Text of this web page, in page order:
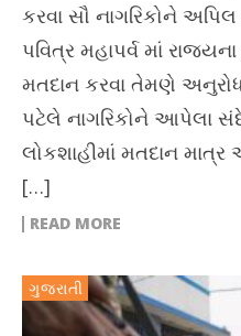
કરવા સૌ નાગરિકોને
પવિત્ર મહાપર્વ માં
મતદાન કરવા તેમણે
પટેલે નાગરિકોને આપેલા
લોકશાહીમાં મતદાન માત્ર
[…]
READ MORE
ગુજરાતી